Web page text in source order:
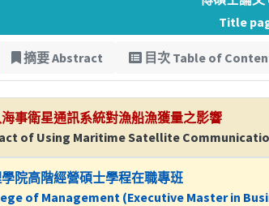
Title
摘要 Abstract 目次 Table of
事衛星通訊系統對漁船漁獲量之影響
of Using Maritime Satellite
院高階經營碩士學程在職專班
of Management (Executive Master in